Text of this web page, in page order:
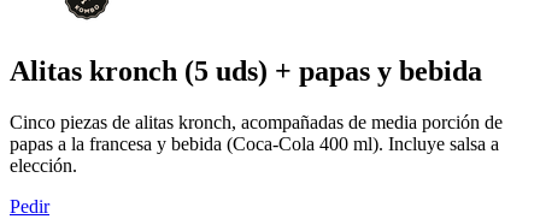
Alitas kronch (5 uds) + papas y bebida
Cinco piezas de alitas kronch, acompañadas de media porción de
papas a la francesa y bebida (Coca-Cola 400 ml). Incluye salsa a
elección.
Pedir